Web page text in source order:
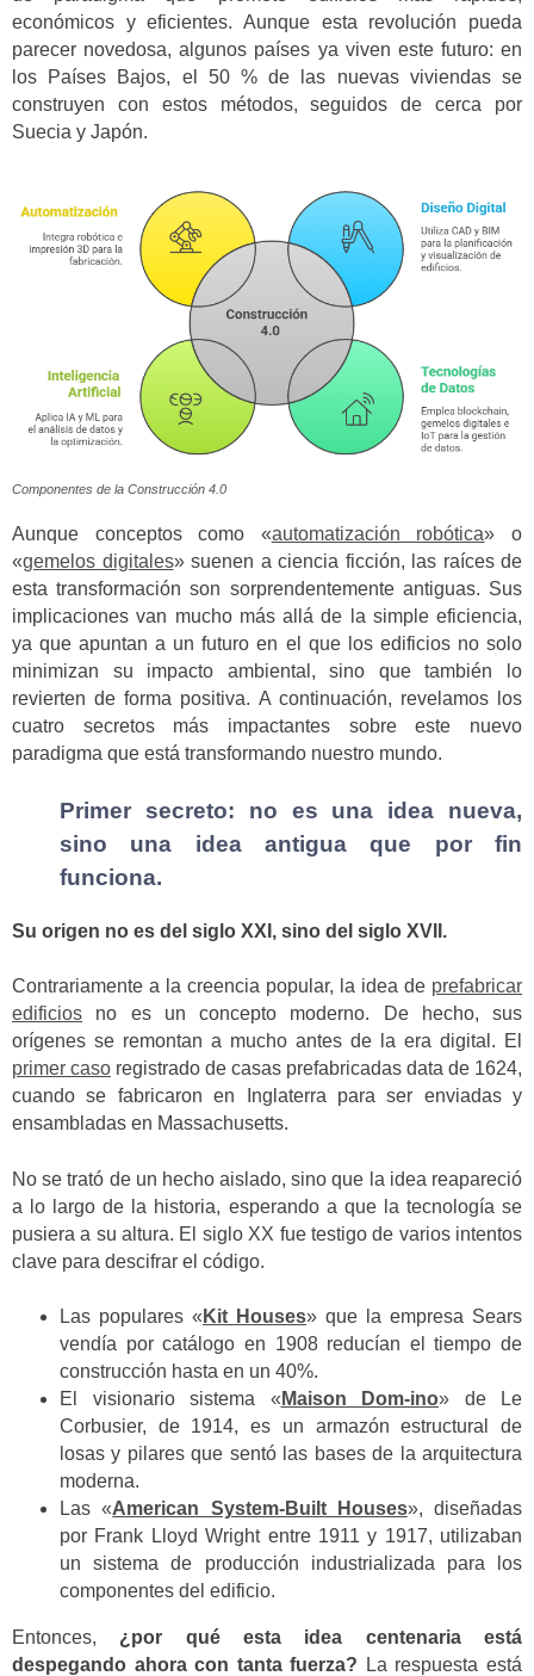
económicos y eficientes. Aunque esta revolución pueda
parecer novedosa, algunos países ya viven este futuro: en
los Países Bajos, el 50 % de las nuevas viviendas se
construyen con estos métodos, seguidos de cerca por
Suecia y Japón.
Componentes de la Construcción 4.0
Aunque conceptos como «automatización robótica» o
«gemelos digitales» suenen a ciencia ficción, las raíces de
esta transformación son sorprendentemente antiguas. Sus
implicaciones van mucho más allá de la simple eficiencia,
ya que apuntan a un futuro en el que los edificios no solo
minimizan su impacto ambiental, sino que también lo
revierten de forma positiva. A continuación, revelamos los
cuatro secretos más impactantes sobre este nuevo
paradigma que está transformando nuestro mundo.
Primer secreto: no es una idea nueva,
sino una idea antigua que por fin
funciona.
Su origen no es del siglo XXI, sino del siglo XVII.
Contrariamente a la creencia popular, la idea de prefabricar
edificios no es un concepto moderno. De hecho, sus
orígenes se remontan a mucho antes de la era digital. El
primer caso registrado de casas prefabricadas data de 1624,
cuando se fabricaron en Inglaterra para ser enviadas y
ensambladas en Massachusetts.
No se trató de un hecho aislado, sino que la idea reapareció
a lo largo de la historia, esperando a que la tecnología se
pusiera a su altura. El siglo XX fue testigo de varios intentos
clave para descifrar el código.
Las populares « Kit Houses» que la empresa Sears
vendía por catálogo en 1908 reducían el tiempo de
construcción hasta en un 40%.
El visionario sistema « Maison Dom-ino» de Le
Corbusier, de 1914, es un armazón estructural de
losas y pilares que sentó las bases de la arquitectura
moderna.
Las «American System-Built Houses», diseñadas
por Frank Lloyd Wright entre 1911 y 1917, utilizaban
un sistema de producción industrializada para los
componentes del edificio.
Entonces, ¿por qué esta idea centenaria está
despegando ahora con tanta fuerza? La respuesta está